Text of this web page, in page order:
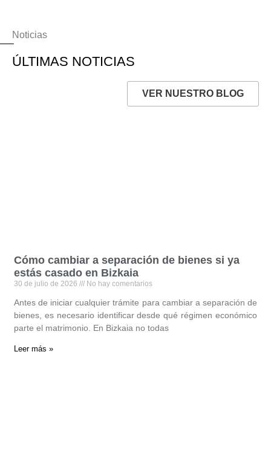
Noticias
ÚLTIMAS NOTICIAS
VER NUESTRO BLOG
Cómo cambiar a separación de bienes si ya
estás casado en Bizkaia
30 de julio de 2026 No hay comentarios
Antes de iniciar cualquier trámite para cambiar a separación de
bienes, es necesario identificar desde qué régimen económico
parte el matrimonio. En Bizkaia no todas
Leer más »